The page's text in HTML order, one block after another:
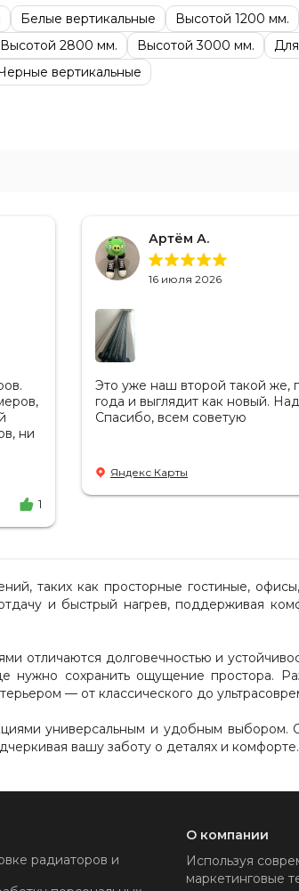
Белые вертикальные Высотой 1200 мм.
Высотой 2800 мм. Высотой 3000 мм.
вертикальные
ни
1
Артём А.
16 июля 2026
Это уже наш второй такой же,
года и выглядит как новый.
Спасибо, всем советую
Яндекс Карты
таких как просторные гостиные,
и быстрый нагрев, поддерживая
отличаются долговечностью и
нужно сохранить ощущение простора.
— от классического до
универсальным и удобным выбором.
вашу заботу о деталях и комфорте.
радиаторов и
О компании
Используя
маркетинговые